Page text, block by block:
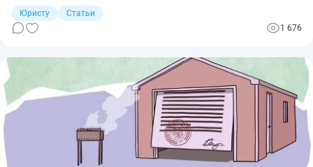
ли директор не прийти туда или прислать вместо себя юриста,
о чем будут спрашивать директора и как подготовиться к
допросу налоговой.
Юристу
Статьи
1 676